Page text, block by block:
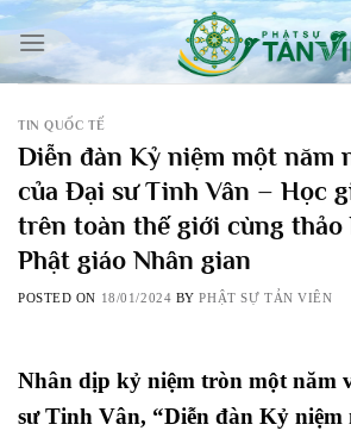
Skip
content
TIN QUỐC TẾ
Diễn đàn Kỷ niệm một năm
của Đại sư Tinh Vân – Học
trên toàn thế giới cùng thảo
Phật giáo Nhân gian
POSTED ON 18/01/2024 BYPHẬT SỰ TẢN VIÊN
Nhân dịp kỷ niệm tròn một năm
sư Tinh Vân, “Diễn đàn Kỷ niệm